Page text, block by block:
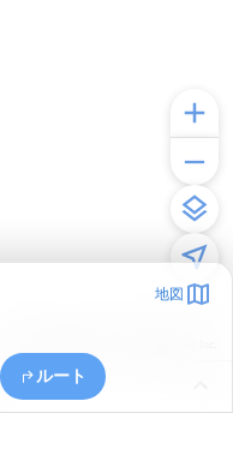
地図
ルート